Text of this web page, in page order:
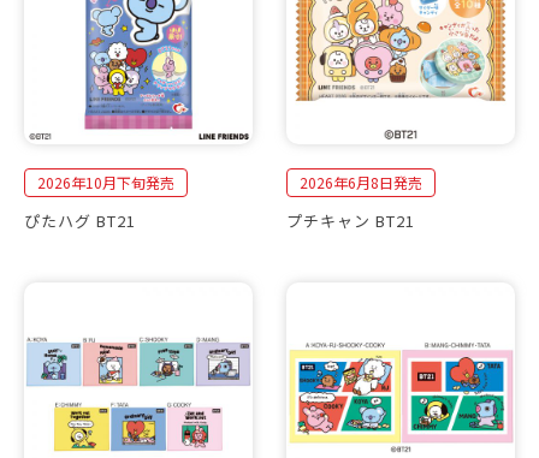
2026年10月下旬発売
ぴたハグ BT21
2026年6月8日発売
プチキャン BT21